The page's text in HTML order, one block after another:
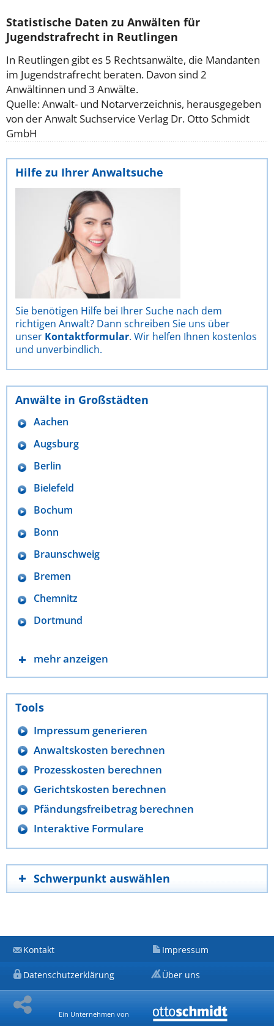
Statistische Daten zu Anwälten für
Jugendstrafrecht in Reutlingen
In Reutlingen gibt es 5 Rechtsanwälte, die Mandanten
im Jugendstrafrecht beraten. Davon sind 2
Anwältinnen und 3 Anwälte.
Quelle: Anwalt- und Notarverzeichnis, herausgegeben
von der Anwalt Suchservice Verlag Dr. Otto Schmidt
GmbH
Hilfe zu Ihrer Anwaltsuche
Sie benötigen Hilfe bei Ihrer Suche nach dem
richtigen Anwalt? Dann schreiben Sie uns über
unser Kontaktformular. Wir helfen Ihnen kostenlos
und unverbindlich.
Anwälte in Großstädten
Aachen
Augsburg
Berlin
Bielefeld
Bochum
Bonn
Braunschweig
Bremen
Chemnitz
Dortmund
mehr anzeigen
Tools
Impressum generieren
Anwaltskosten berechnen
Prozesskosten berechnen
Gerichtskosten berechnen
Pfändungsfreibetrag berechnen
Interaktive Formulare
Schwerpunkt auswählen
Kontakt Impressum
Datenschutzerklärung Über uns
Ein Unternehmen von